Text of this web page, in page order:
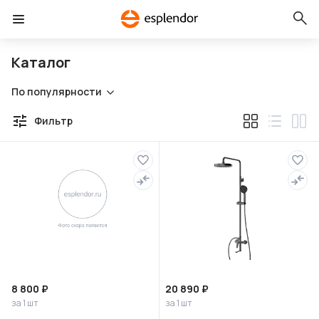
Каталог
По популярности
Фильтр
8 800 ₽
за 1 шт
20 890 ₽
за 1 шт